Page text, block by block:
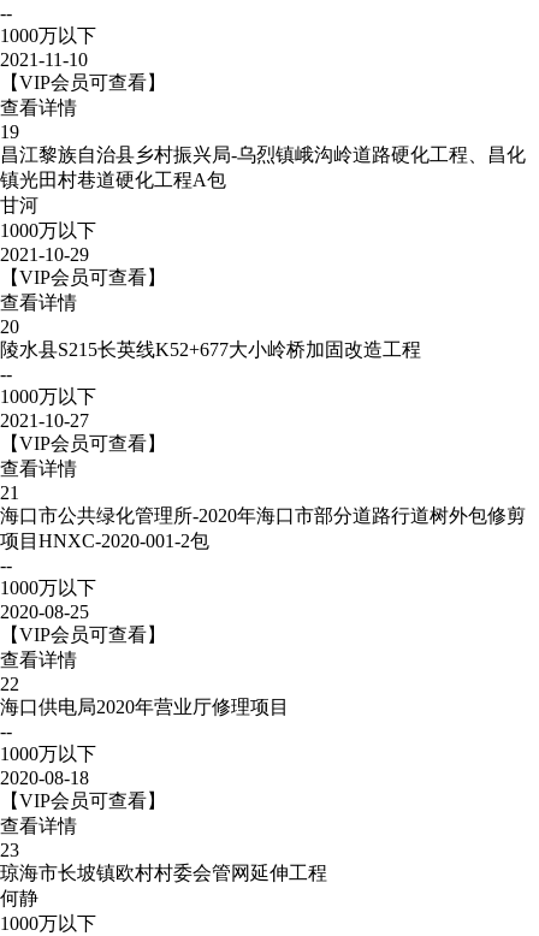
--
1000万以下
2021-11-10
【VIP会员可查看】
查看详情
19
昌江黎族自治县乡村振兴局-乌烈镇峨沟岭道路硬化工程、昌化
镇光田村巷道硬化工程A包
甘河
1000万以下
2021-10-29
【VIP会员可查看】
查看详情
20
陵水县S215长英线K52+677大小岭桥加固改造工程
--
1000万以下
2021-10-27
【VIP会员可查看】
查看详情
21
海口市公共绿化管理所-2020年海口市部分道路行道树外包修剪
项目HNXC-2020-001-2包
--
1000万以下
2020-08-25
【VIP会员可查看】
查看详情
22
海口供电局2020年营业厅修理项目
--
1000万以下
2020-08-18
【VIP会员可查看】
查看详情
23
琼海市长坡镇欧村村委会管网延伸工程
何静
1000万以下